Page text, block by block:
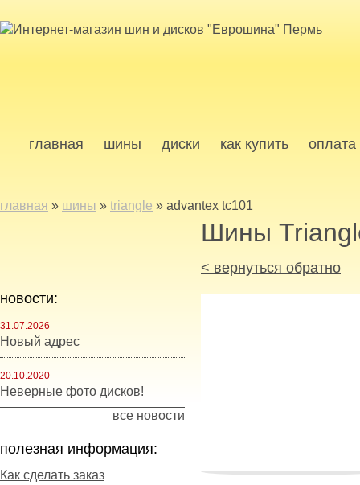
главная шины диски как купить оплата
главная » шины » triangle » advantex tc101
новости:
31.07.2026
Новый адрес
20.10.2020
Неверные фото дисков!
все новости
полезная информация:
Как сделать заказ
Шины
< вернуться обратно